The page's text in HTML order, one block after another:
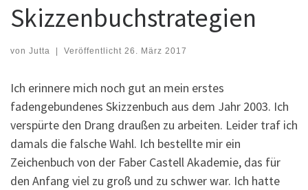
Skizzenbuchstrategien
von Jutta | Veröffentlicht 26. März 2017
Ich erinnere mich noch gut an mein erstes
fadengebundenes Skizzenbuch aus dem Jahr 2003. Ich
verspürte den Drang draußen zu arbeiten. Leider traf ich
damals die falsche Wahl. Ich bestellte mir ein
Zeichenbuch von der Faber Castell Akademie, das für
den Anfang viel zu groß und zu schwer war. Ich hatte